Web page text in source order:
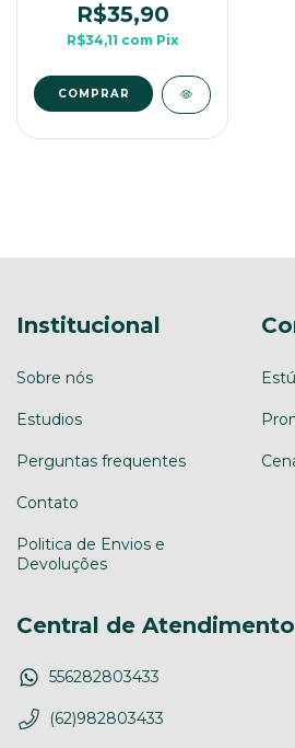
R$35,90
R$34,11 com Pix
COMPRAR
Institucional
Sobre nós
Estudios
Perguntas frequentes
Contato
Politica de Envios e
Devoluções
Central de Atendimento
556282803433
(62)982803433